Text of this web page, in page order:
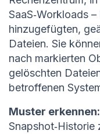
SaaS‑Workloads
hinzugefügten,
Dateien. Sie
nach markierten
gelöschten
betroffenen
Muster erkennen: